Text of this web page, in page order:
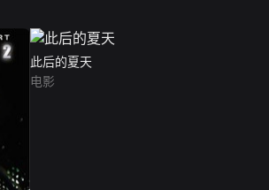
此后的夏天
电影